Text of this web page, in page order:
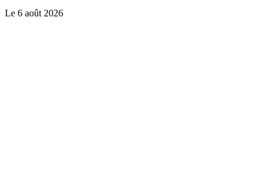
Le 6 août 2026